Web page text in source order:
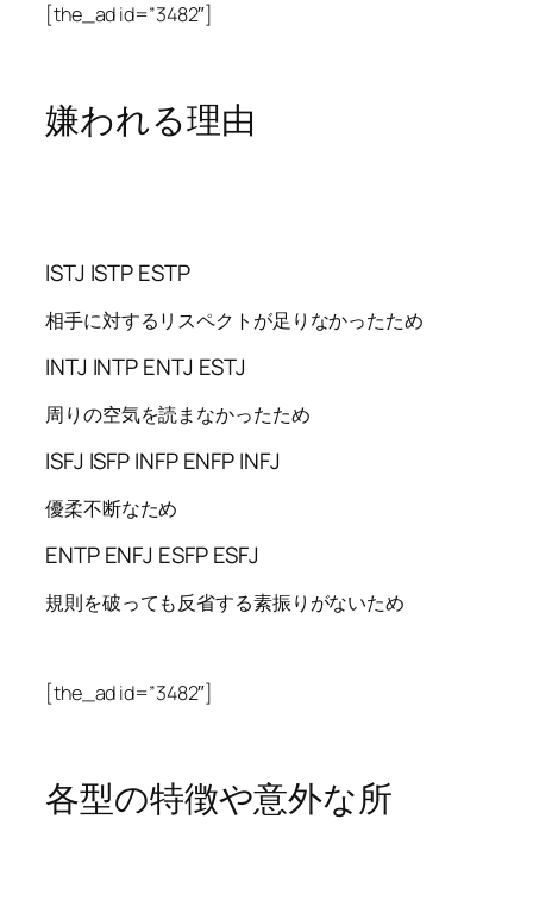
[the_ad id=”3482″]
嫌われる理由
ISTJ ISTP ESTP
相手に対するリスペクトが足りなかったため
INTJ INTP ENTJ ESTJ
周りの空気を読まなかったため
ISFJ ISFP INFP ENFP INFJ
優柔不断なため
ENTP ENFJ ESFP ESFJ
規則を破っても反省する素振りがないため
[the_ad id=”3482″]
各型の特徴や意外な所